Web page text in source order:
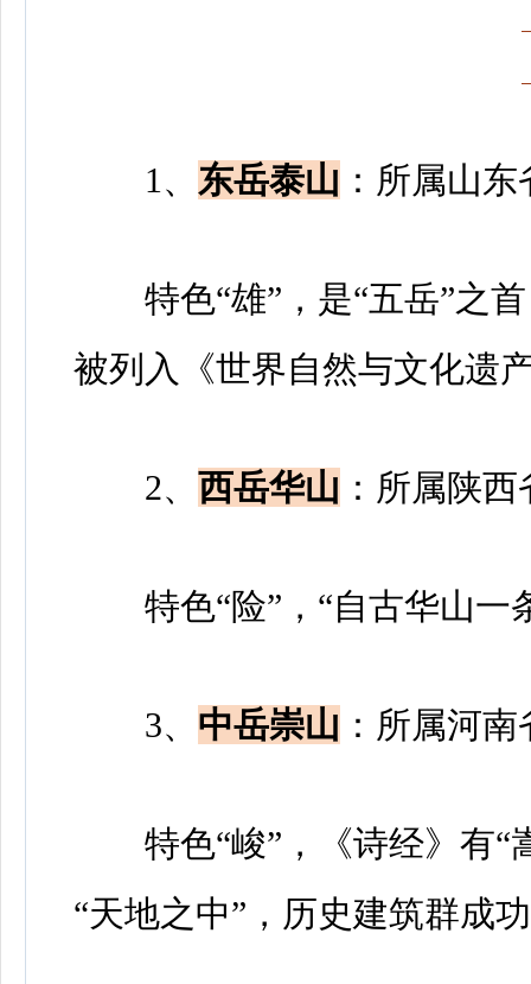
1、 东岳泰山 ：所属山
特色“雄”，是“五岳”之首
被列入《世界自然与文化遗
2、 西岳华山 ：所属陕
特色“险”，“自古华山一
3、 中岳崇山 ：所属河
特色“峻”，《诗经》有“
“天地之中”，历史建筑群成